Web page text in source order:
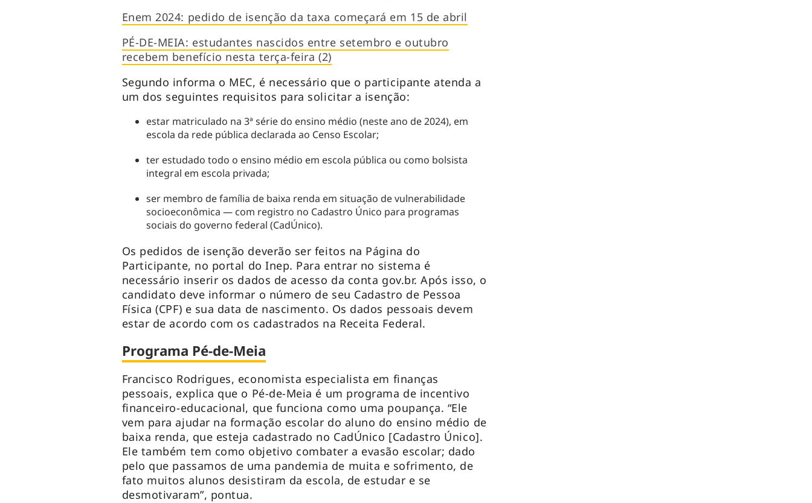
Enem 2024: pedido de isenção da taxa começará em 15 de abril
PÉ-DE-MEIA: estudantes nascidos entre setembro e outubro
recebem benefício nesta terça-feira (2)
Segundo informa o MEC, é necessário que o participante atenda a
um dos seguintes requisitos para solicitar a isenção:
estar matriculado na 3ª série do ensino médio (neste ano de 2024), em
escola da rede pública declarada ao Censo Escolar;
ter estudado todo o ensino médio em escola pública ou como bolsista
integral em escola privada;
ser membro de família de baixa renda em situação de vulnerabilidade
socioeconômica — com registro no Cadastro Único para programas
sociais do governo federal (CadÚnico).
Os pedidos de isenção deverão ser feitos na Página do
Participante, no portal do Inep. Para entrar no sistema é
necessário inserir os dados de acesso da conta gov.br. Após isso, o
candidato deve informar o número de seu Cadastro de Pessoa
Física (CPF) e sua data de nascimento. Os dados pessoais devem
estar de acordo com os cadastrados na Receita Federal.
Programa Pé-de-Meia
Francisco Rodrigues, economista especialista em finanças
pessoais, explica que o Pé-de-Meia é um programa de incentivo
financeiro-educacional, que funciona como uma poupança. “Ele
vem para ajudar na formação escolar do aluno do ensino médio de
baixa renda, que esteja cadastrado no CadÚnico [Cadastro Único].
Ele também tem como objetivo combater a evasão escolar; dado
pelo que passamos de uma pandemia de muita e sofrimento, de
fato muitos alunos desistiram da escola, de estudar e se
desmotivaram”, pontua.